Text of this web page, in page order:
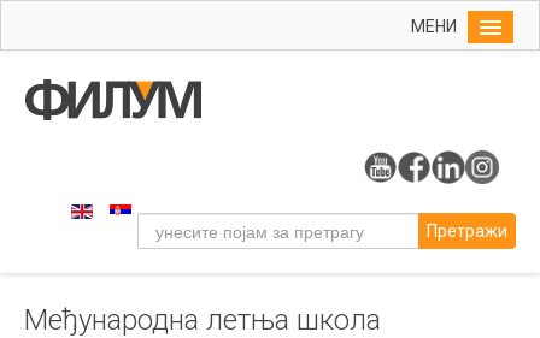
МЕНИ
Упис
Уметност
Издаваштво
Претражи
Међународна летња школа